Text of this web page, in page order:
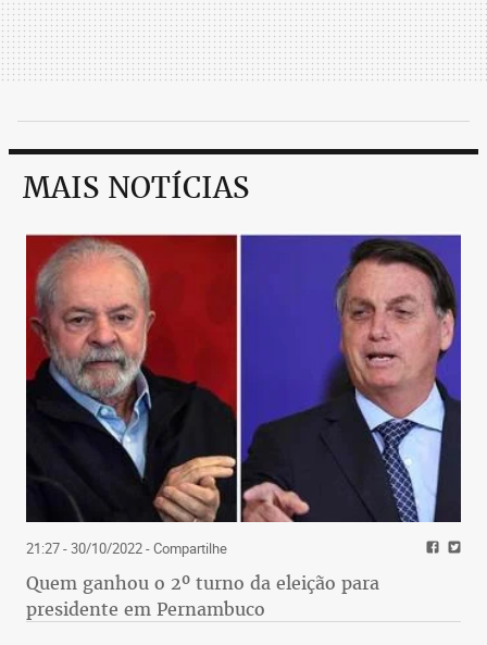
MAIS NOTÍCIAS
21:27 - 30/10/2022- Compartilhe
Quem ganhou o 2º turno da eleição para
presidente em Pernambuco